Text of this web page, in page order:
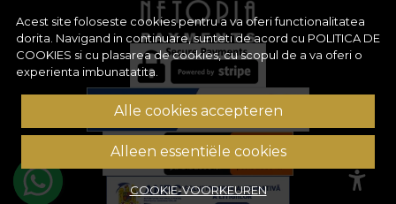
Acest site foloseste cookies pentru a va oferi functionalitatea
dorita. Navigand in continuare, sunteti de acord cu POLITICA DE
COOKIES si cu plasarea de cookies, cu scopul de a va oferi o
experienta imbunatatita.
Alle cookies accepteren
Alleen essentiële cookies
COOKIE-VOORKEUREN